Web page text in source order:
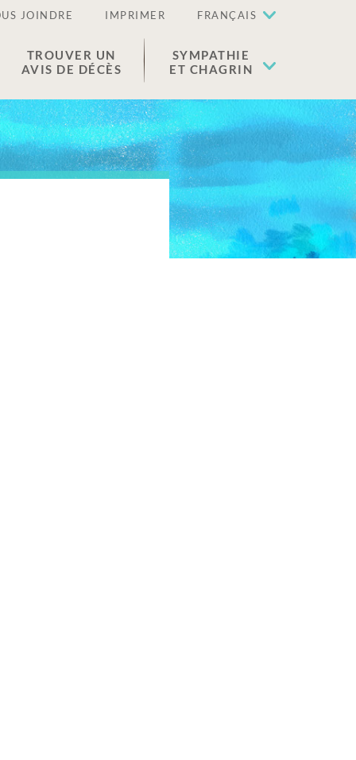
JOINDRE IMPRIMER FRANÇAIS
TROUVER UN
AVIS DE DÉCÈS
SYMPATHIE
ET CHAGRIN